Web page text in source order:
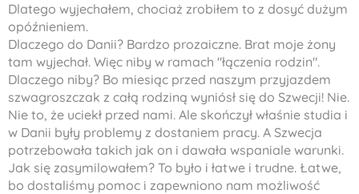
Dlatego wyjechałem, chociaż zrobiłem to z dosyć dużym
opóźnieniem.
Dlaczego do Danii? Bardzo prozaiczne. Brat moje żony
tam wyjechał. Więc niby w ramach "łączenia rodzin".
Dlaczego niby? Bo miesiąc przed naszym przyjazdem
szwagroszczak z całą rodziną wyniósł się do Szwecji! Nie.
Nie to, że uciekł przed nami. Ale skończył właśnie studia i
w Danii były problemy z dostaniem pracy. A Szwecja
potrzebowała takich jak on i dawała wspaniale warunki.
Jak się zasymilowałem? To było i łatwe i trudne. Łatwe,
bo dostaliśmy pomoc i zapewniono nam możliwość